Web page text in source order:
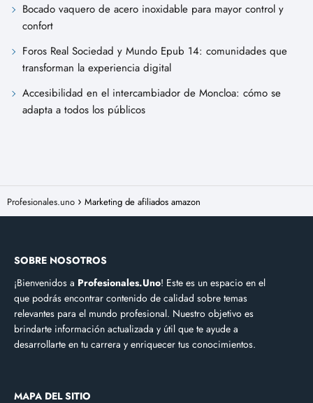
Bocado vaquero de acero inoxidable para mayor control y
confort
Foros Real Sociedad y Mundo Epub 14: comunidades que
transforman la experiencia digital
Accesibilidad en el intercambiador de Moncloa: cómo se
adapta a todos los públicos
Profesionales.uno Marketing de afiliados amazon
SOBRE NOSOTROS
¡Bienvenidos a Profesionales.Uno! Este es un espacio en el
que podrás encontrar contenido de calidad sobre temas
relevantes para el mundo profesional. Nuestro objetivo es
brindarte información actualizada y útil que te ayude a
desarrollarte en tu carrera y enriquecer tus conocimientos.
MAPA DEL SITIO